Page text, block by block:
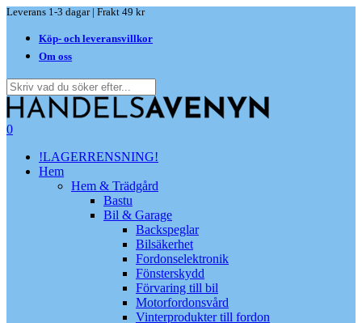
Skip
main
content
Leverans 1-3 dagar | Frakt 49 kr
Köp- och leveransvillkor
Om oss
Close
Search
search
0
!LAGERRENSNING!
Hem
Hem & Trädgård
Bastu
Bil & Garage
Backspeglar
Bilsäkerhet
Fordonselektronik
Fönsterskydd
Förvaring till bil
Motorfordonsvård
Vinterprodukter till fordon